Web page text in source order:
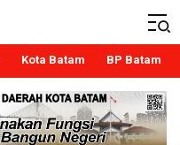
Kota Batam BP Batam